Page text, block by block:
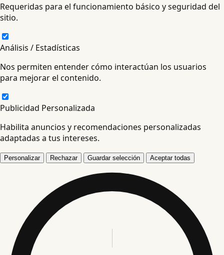
Requeridas para el funcionamiento básico y seguridad del
sitio.
Análisis / Estadísticas
Nos permiten entender cómo interactúan los usuarios
para mejorar el contenido.
Publicidad Personalizada
Habilita anuncios y recomendaciones personalizadas
adaptadas a tus intereses.
Personalizar Rechazar Guardar selección Aceptar todas